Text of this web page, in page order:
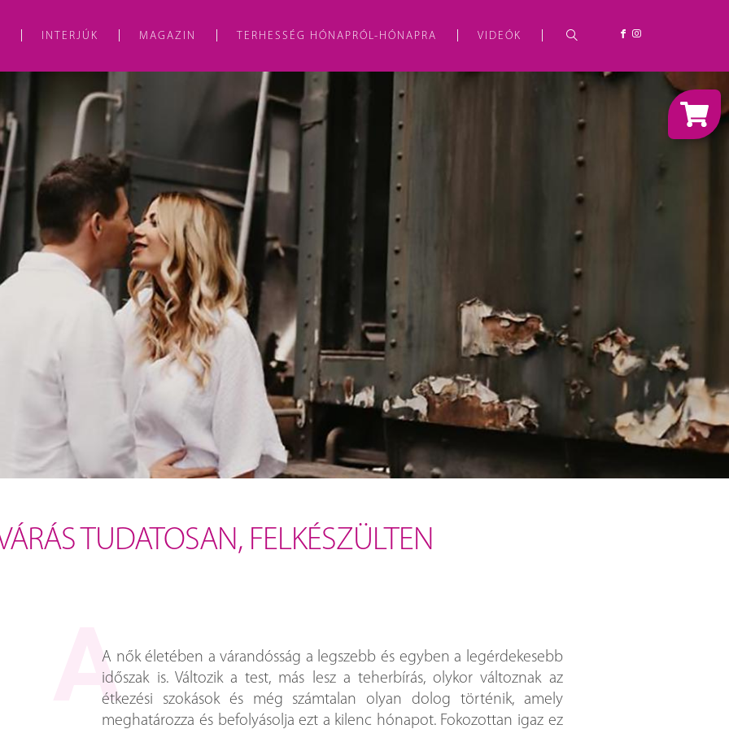
INTERJÚK MAGAZIN TERHESSÉG HÓNAPRÓL-HÓNAPRA VIDEÓK
TUDATOSAN, FELKÉSZÜLTEN
A nők életében a várandósság a legszebb és egyben a legérdekesebb
időszak is. Változik a test, más lesz a teherbírás, olykor változnak az
étkezési szokások és még számtalan olyan dolog történik, amely
meghatározza és befolyásolja ezt a kilenc hónapot. Fokozottan igaz ez